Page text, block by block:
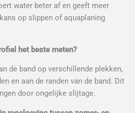
water beter af en geeft meer
op slippen of aquaplaning
het beste meten?
de band op verschillende plekken,
en aan de randen van de band. Dit
door ongelijke slijtage.